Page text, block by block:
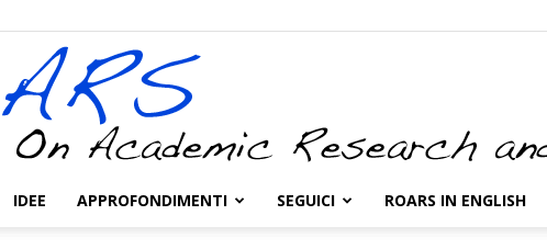
IDEE APPROFONDIMENTI SEGUICI ROARS IN ENGLISH